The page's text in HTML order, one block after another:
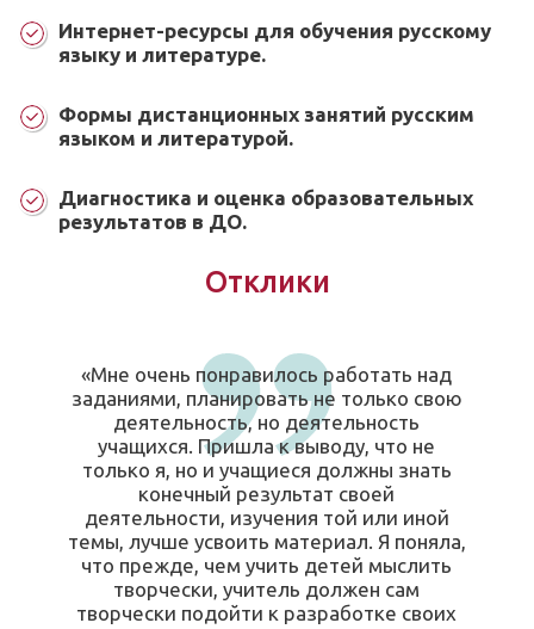
Интернет-ресурсы для обучения русскому
языку и литературе.
Формы дистанционных занятий русским
языком и литературой.
Диагностика и оценка образовательных
результатов в ДО.
Отклики
«Мне очень понравилось работать над
заданиями, планировать не только свою
деятельность, но деятельность
учащихся. Пришла к выводу, что не
только я, но и учащиеся должны знать
конечный результат своей
деятельности, изучения той или иной
темы, лучше усвоить материал. Я поняла,
что прежде, чем учить детей мыслить
творчески, учитель должен сам
творчески подойти к разработке своих